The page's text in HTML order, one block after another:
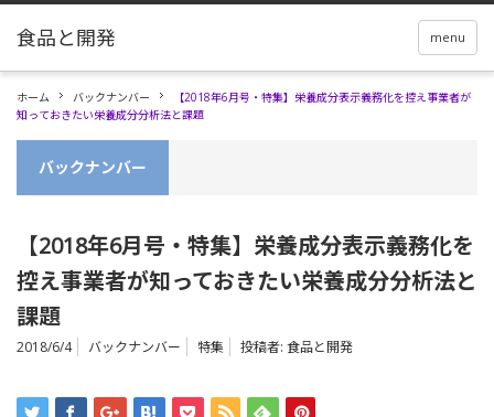
menu
ホーム バックナンバー
【2018年6月号・特集】栄養成分表示義務化を控え事業者が
知っておきたい栄養成分分析法と課題
バックナンバー
【2018年6月号・特集】栄養成分表示義務化を
控え事業者が知っておきたい栄養成分分析法と
課題
2018/6/4 バックナンバー 特集 投稿者: 食品と開発